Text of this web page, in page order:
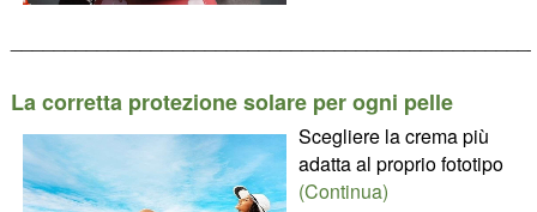
La corretta protezione solare per ogni pelle
Scegliere la crema più
adatta al proprio fototipo
(Continua)